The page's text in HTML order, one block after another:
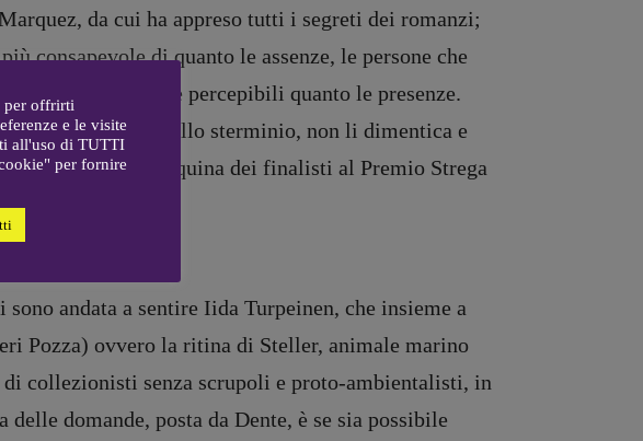
da cui ha appreso tutti i segreti dei romanzi;
consapevole di quanto le assenze, le persone che
sono tanto vive e percepibili quanto le presenze.
bene i luoghi dello sterminio, non li dimentica e
era nella cinquina dei finalisti al Premio Strega
andata a sentire Iida Turpeinen, che insieme a
Pozza) ovvero la ritina di Steller, animale marino
collezionisti senza scrupoli e proto-ambientalisti, in
domande, posta da Dente, è se sia possibile
per offrirti
e le visite
all'uso di TUTTI
per fornire